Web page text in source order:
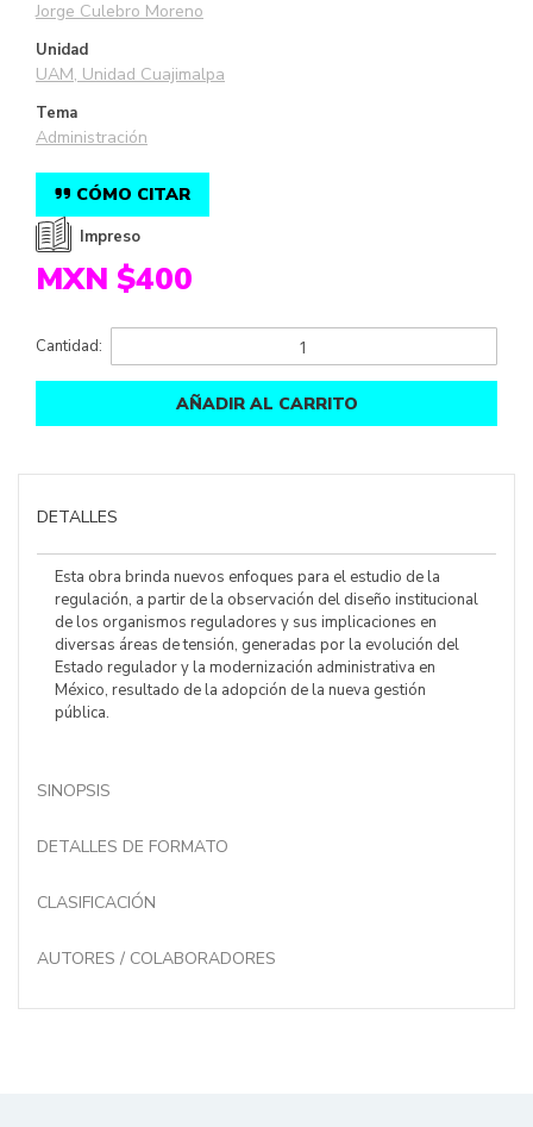
Jorge Culebro Moreno
Unidad
UAM, Unidad Cuajimalpa
Tema
Administración
CÓMO CITAR
Impreso
MXN $400
Cantidad:
AÑADIR AL CARRITO
DETALLES
Esta obra brinda nuevos enfoques para el estudio de la
regulación, a partir de la observación del diseño institucional
de los organismos reguladores y sus implicaciones en
diversas áreas de tensión, generadas por la evolución del
Estado regulador y la modernización administrativa en
México, resultado de la adopción de la nueva gestión
pública.
SINOPSIS
DETALLES DE FORMATO
CLASIFICACIÓN
AUTORES / COLABORADORES